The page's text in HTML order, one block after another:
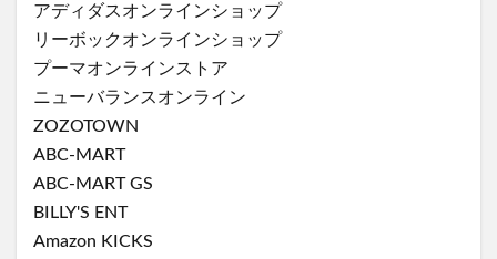
アディダスオンラインショップ
リーボックオンラインショップ
プーマオンラインストア
ニューバランスオンライン
ZOZOTOWN
ABC-MART
ABC-MART GS
BILLY'S ENT
Amazon KICKS